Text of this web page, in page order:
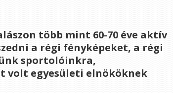
több mint 60-70 éve aktív
a régi fényképeket, a régi
sportolóinkra,
volt egyesületi elnököknek